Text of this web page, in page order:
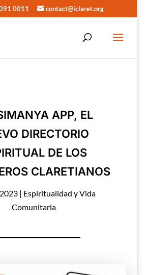
0011 contact@iclaret.org
APP, EL
DIRECTORIO
DE LOS
CLARETIANOS
| Espiritualidad y Vida
Comunitaria